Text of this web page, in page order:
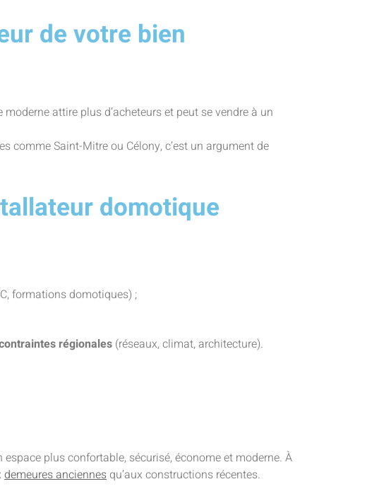
de votre bien
attire plus d’acheteurs et peut se vendre à un
comme Saint-Mitre ou Célony, c’est un argument de
domotique
formations domotiques) ;
régionales (réseaux, climat, architecture).
plus confortable, sécurisé, économe et moderne. À
demeures anciennes qu’aux constructions récentes.